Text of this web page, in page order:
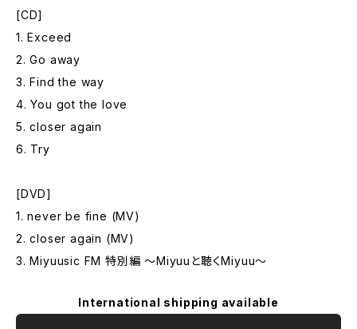
[CD]
1. Exceed
2. Go away
3. Find the way
4. You got the love
5. closer again
6. Try
[DVD]
1. never be fine (MV)
2. closer again (MV)
3. Miyuusic FM 特別編 ～Miyuuと聴くMiyuu～
International shipping available